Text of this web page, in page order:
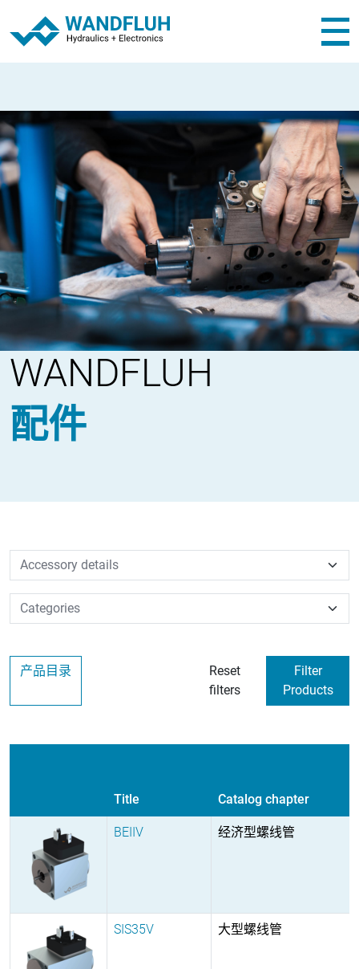
WANDFLUH
配件
产品目录
Reset
filters
Filter
Products
Title Catalog chapter
BEIIV 经济型螺线管
SIS35V 大型螺线管